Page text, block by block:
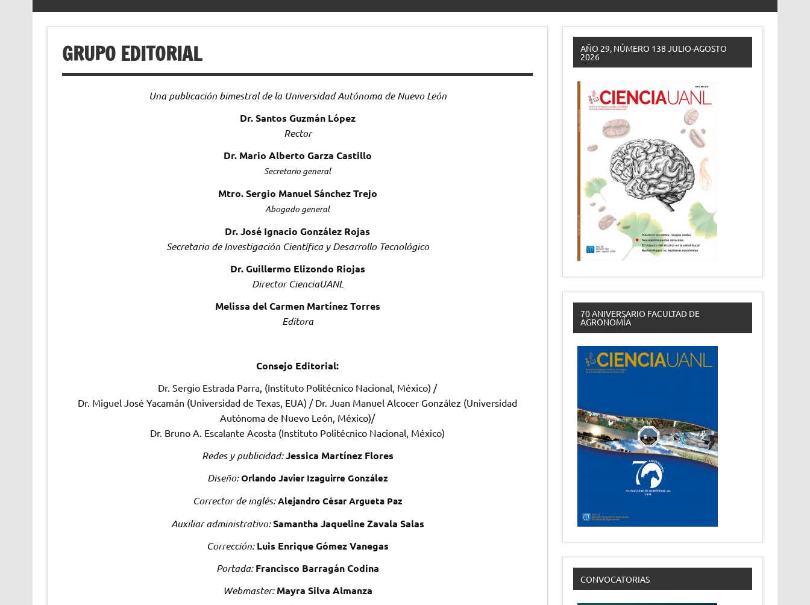
GRUPO EDITORIAL
Una publicación bimestral de la Universidad Autónoma de Nuevo León
Dr. Santos Guzmán López
Rector
Dr. Mario Alberto Garza Castillo
Secretario general
Mtro. Sergio Manuel Sánchez Trejo
Abogado general
Dr. José Ignacio González Rojas
Secretario de Investigación Científica y Desarrollo Tecnológico
Dr. Guillermo Elizondo Riojas
Director CienciaUANL
Melissa del Carmen Martínez Torres
Editora
Consejo Editorial:
Dr. Sergio Estrada Parra, (Instituto Politécnico Nacional, México) /
Dr. Miguel José Yacamán (Universidad de Texas, EUA) / Dr. Juan Manuel Alcocer González (Universidad
Autónoma de Nuevo León, México)/
Dr. Bruno A. Escalante Acosta (Instituto Politécnico Nacional, México)
Redes y publicidad: Jessica Martínez Flores
Diseño: Orlando Javier Izaguirre González
Corrector de inglés:Alejandro César Argueta Paz
Auxiliar administrativo: Samantha Jaqueline Zavala Salas
Corrección: Luis Enrique Gómez Vanegas
Portada: Francisco Barragán Codina
Webmaster: Mayra Silva Almanza
AÑO 29, NÚMERO 138 JULIO-AGOSTO
2026
70 ANIVERSARIO FACULTAD DE
AGRONOMÍA
CONVOCATORIAS